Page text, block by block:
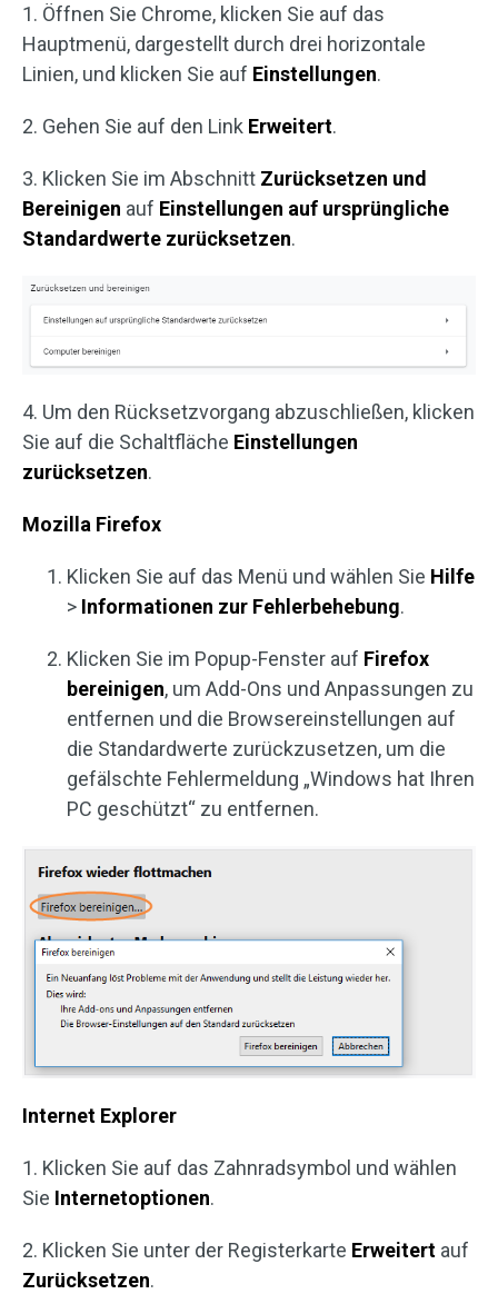
1. Öffnen Sie Chrome, klicken Sie auf das
Hauptmenü, dargestellt durch drei horizontale
Linien, und klicken Sie auf Einstellungen.
2. Gehen Sie auf den Link Erweitert.
3. Klicken Sie im Abschnitt Zurücksetzen und
Bereinigen auf Einstellungen auf ursprüngliche
Standardwerte zurücksetzen.
4. Um den Rücksetzvorgang abzuschließen, klicken
Sie auf die Schaltfläche Einstellungen
zurücksetzen.
Mozilla Firefox
Klicken Sie auf das Menü und wählen Sie Hilfe
> Informationen zur Fehlerbehebung.
Klicken Sie im Popup-Fenster auf Firefox
bereinigen, um Add-Ons und Anpassungen zu
entfernen und die Browsereinstellungen auf
die Standardwerte zurückzusetzen, um die
gefälschte Fehlermeldung „Windows hat Ihren
PC geschützt“ zu entfernen.
Internet Explorer
1. Klicken Sie auf das Zahnradsymbol und wählen
Sie Internetoptionen.
2. Klicken Sie unter der Registerkarte Erweitert auf
Zurücksetzen.